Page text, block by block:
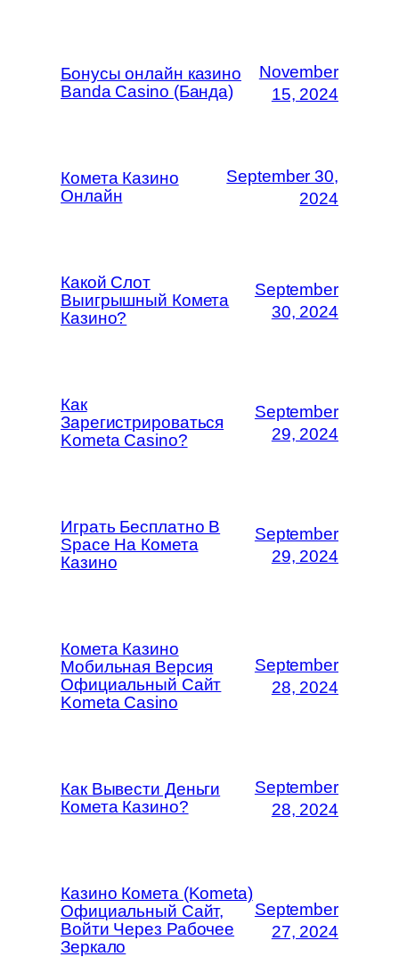
Бонусы онлайн казино
Banda Casino (Банда)
November
15, 2024
Комета Казино
Онлайн
September 30,
2024
Какой Слот
Выигрышный Комета
Казино?
September
30, 2024
Как
Зарегистрироваться
Kometa Casino?
September
29, 2024
Играть Бесплатно В
Space На Комета
Казино
September
29, 2024
Комета Казино
Мобильная Версия
Официальный Сайт
Kometa Casino
September
28, 2024
Как Вывести Деньги
Комета Казино?
September
28, 2024
Казино Комета (Kometa)
Официальный Сайт,
Войти Через Рабочее
Зеркало
September
27, 2024